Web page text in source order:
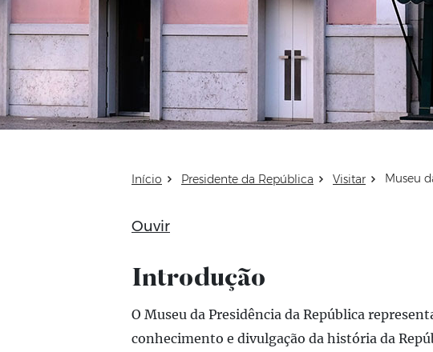
Introdução
Início Presidente da República Visitar Museu
Ouvir
Introdução
Atualizado em: 08 de março de 2021
O Museu da Presidência da República
conhecimento e divulgação da história da